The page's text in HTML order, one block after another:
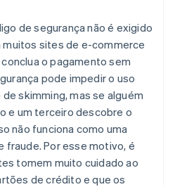
de segurança não é exigido
muitos sites de e-commerce
o pagamento sem
pode impedir o uso
skimming, mas se alguém
e um terceiro descobre o
não funciona como uma
fraude. Por esse motivo, é
tomem muito cuidado ao
de crédito e que os